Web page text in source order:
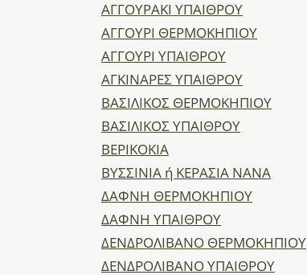
ΑΓΓΟΥΡΑΚΙ ΥΠΑΙΘΡΟΥ
ΑΓΓΟΥΡΙ ΘΕΡΜΟΚΗΠΙΟΥ
ΑΓΓΟΥΡΙ ΥΠΑΙΘΡΟΥ
ΑΓΚΙΝΑΡΕΣ ΥΠΑΙΘΡΟΥ
ΒΑΣΙΛΙΚΟΣ ΘΕΡΜΟΚΗΠΙΟΥ
ΒΑΣΙΛΙΚΟΣ ΥΠΑΙΘΡΟΥ
ΒΕΡΙΚΟΚΙΑ
ΒΥΣΣΙΝΙΑ ή ΚΕΡΑΣΙΑ ΝΑΝΑ
ΔΑΦΝΗ ΘΕΡΜΟΚΗΠΙΟΥ
ΔΑΦΝΗ ΥΠΑΙΘΡΟΥ
ΔΕΝΔΡΟΛΙΒΑΝΟ ΘΕΡΜΟΚΗΠΙΟΥ
ΔΕΝΔΡΟΛΙΒΑΝΟ ΥΠΑΙΘΡΟΥ